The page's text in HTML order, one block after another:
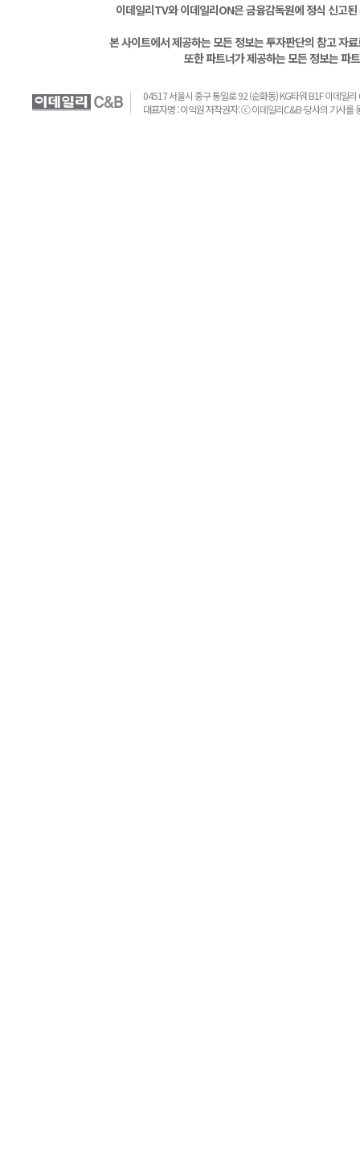
이데일리TV와 이데일리ON은 금융감독원에 정식 신고
본 사이트에서 제공하는 모든 정보는 투자판단의 참고 자
또한 파트너가 제공하는 모든 정보는 파
04517 서울시 중구 통일로 92 (순화동) KG타워 B1F 이데일
대표자명 : 이익원 저작권자: ⓒ 이데일리C&B-당사의 기사를